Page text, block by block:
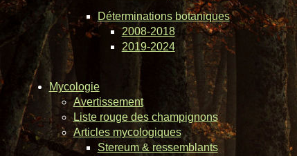
Déterminations botaniques
2008-2018
2019-2024
Mycologie
Avertissement
Liste rouge des champignons
Articles mycologiques
Stereum & ressemblants